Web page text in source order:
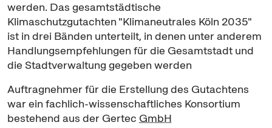
werden. Das gesamtstädtische
Klimaschutzgutachten "Klimaneutrales Köln 2035"
ist in drei Bänden unterteilt, in denen unter anderem
Handlungsempfehlungen für die Gesamtstadt und
die Stadtverwaltung gegeben werden
Auftragnehmer für die Erstellung des Gutachtens
war ein fachlich-wissenschaftliches Konsortium
bestehend aus der Gertec GmbH